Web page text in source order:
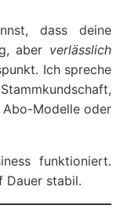
dass deine
aber verlässlich
Ich spreche
Abo-Modelle oder
funktioniert.
Dauer stabil.